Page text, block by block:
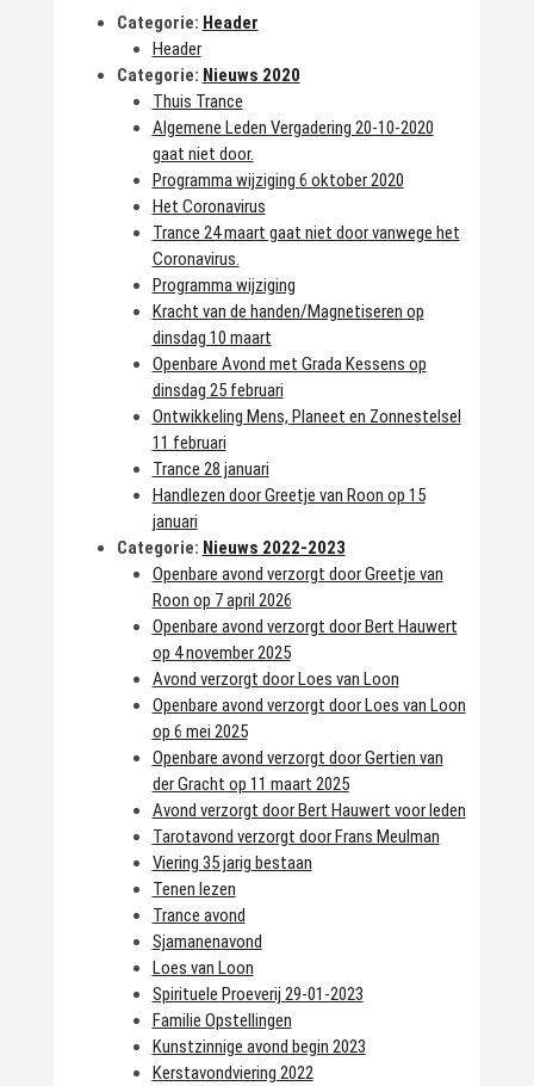
Categorie: Header
Header
Categorie: Nieuws 2020
Thuis Trance
Algemene Leden Vergadering 20-10-2020
gaat niet door.
Programma wijziging 6 oktober 2020
Het Coronavirus
Trance 24 maart gaat niet door vanwege het
Coronavirus.
Programma wijziging
Kracht van de handen/Magnetiseren op
dinsdag 10 maart
Openbare Avond met Grada Kessens op
dinsdag 25 februari
Ontwikkeling Mens, Planeet en Zonnestelsel
11 februari
Trance 28 januari
Handlezen door Greetje van Roon op 15
januari
Categorie: Nieuws 2022-2023
Openbare avond verzorgt door Greetje van
Roon op 7 april 2026
Openbare avond verzorgt door Bert Hauwert
op 4 november 2025
Avond verzorgt door Loes van Loon
Openbare avond verzorgt door Loes van Loon
op 6 mei 2025
Openbare avond verzorgt door Gertien van
der Gracht op 11 maart 2025
Avond verzorgt door Bert Hauwert voor leden
Tarotavond verzorgt door Frans Meulman
Viering 35 jarig bestaan
Tenen lezen
Trance avond
Sjamanenavond
Loes van Loon
Spirituele Proeverij 29-01-2023
Familie Opstellingen
Kunstzinnige avond begin 2023
Kerstavondviering 2022